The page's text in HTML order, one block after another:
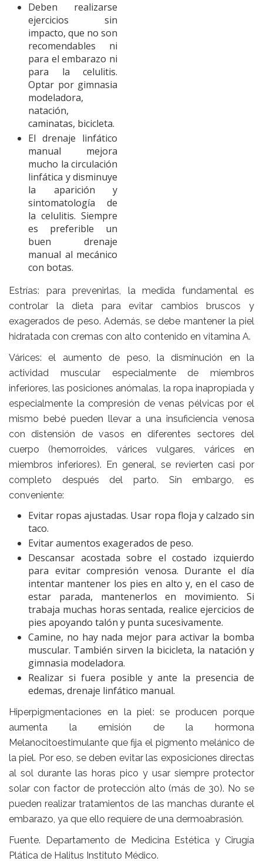
Deben realizarse
ejercicios sin
impacto, que no son
recomendables ni
para el embarazo ni
para la celulitis.
Optar por gimnasia
modeladora,
natación,
caminatas, bicicleta.
El drenaje linfático
manual mejora
mucho la circulación
linfática y disminuye
la aparición y
sintomatología de
la celulitis. Siempre
es preferible un
buen drenaje
manual al mecánico
con botas.
Estrías: para prevenirlas, la medida fundamental es
controlar la dieta para evitar cambios bruscos y
exagerados de peso. Además, se debe mantener la piel
hidratada con cremas con alto contenido en vitamina A.
Várices: el aumento de peso, la disminución en la
actividad muscular especialmente de miembros
inferiores, las posiciones anómalas, la ropa inapropiada y
especialmente la compresión de venas pélvicas por el
mismo bebé pueden llevar a una insuficiencia venosa
con distensión de vasos en diferentes sectores del
cuerpo (hemorroides, várices vulgares, várices en
miembros inferiores). En general, se revierten casi por
completo después del parto. Sin embargo, es
conveniente:
Evitar ropas ajustadas. Usar ropa floja y calzado sin
taco.
Evitar aumentos exagerados de peso.
Descansar acostada sobre el costado izquierdo
para evitar compresión venosa. Durante el día
intentar mantener los pies en alto y, en el caso de
estar parada, mantenerlos en movimiento. Si
trabaja muchas horas sentada, realice ejercicios de
pies apoyando talón y punta sucesivamente.
Camine, no hay nada mejor para activar la bomba
muscular. También sirven la bicicleta, la natación y
gimnasia modeladora.
Realizar si fuera posible y ante la presencia de
edemas, drenaje linfático manual.
Hiperpigmentaciones en la piel: se producen porque
aumenta la emisión de la hormona
Melanocitoestimulante que fija el pigmento melánico de
la piel. Por eso, se deben evitar las exposiciones directas
al sol durante las horas pico y usar siempre protector
solar con factor de protección alto (más de 30). No se
pueden realizar tratamientos de las manchas durante el
embarazo, ya que ello requiere de una dermoabrasión.
Fuente. Departamento de Medicina Estética y Cirugía
Plática de Halitus Instituto Médico.